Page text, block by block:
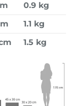
0.9 kg
1.1 kg
1.5 kg